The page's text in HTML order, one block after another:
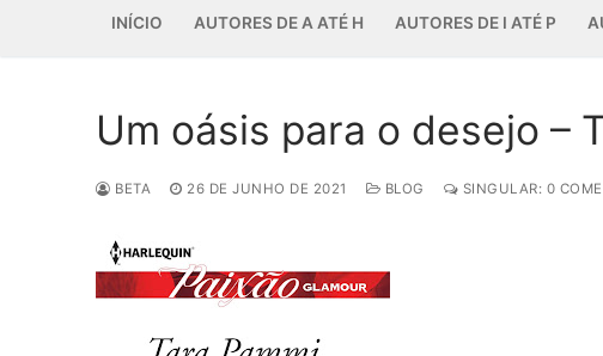
INÍCIO AUTORES DE A ATÉ H AUTORES DE I ATÉ P
Um oásis para o desejo –
BETA 26 DE JUNHO DE 2021 BLOG SINGULAR: 0